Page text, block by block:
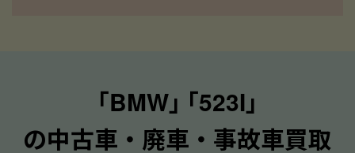
｢BMW｣ ｢523I｣
の中古車・廃車・事故車買取